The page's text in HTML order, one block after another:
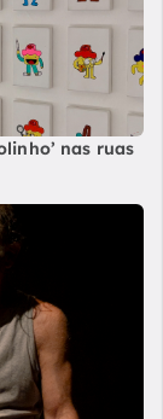
nas ruas